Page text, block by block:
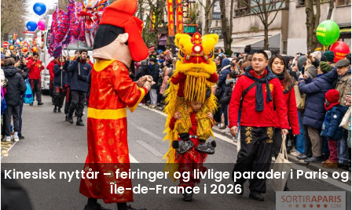
Kinesisk nyttår – feiringer og livlige parader i Paris og
Île-de-France i 2026